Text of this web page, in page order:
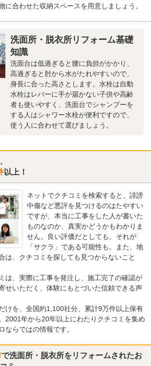
に合わせた収納スペースを用意しましょう。
洗面所・脱衣所リフォーム基礎
知識
洗面台は低過ぎると腰に負担がかかり、
高過ぎると肘から水がたれやすいので、
身長に合った高さとします。水栓は自動
水栓はレバーに手が届かない子供や高齢
者も使いやすく、洗面台でシャンプーを
する人はシャワー水栓が便利ですので、
使う人に合わせて選びましょう。
以上！
ネットでクチコミを検索すると、誹謗
中傷など悪評を見つけるのはたやすい
ですが、本当に工事をした人が書いた
ものなのか、真実かどうかもわかりま
せん。良い評価だとしても、それが
「サクラ」である可能性も。また、地
は、クチコミを探しても見つからないこと
は、実際に工事を発注し、施工完了の確認が
せいただく、体験にもとづいた信頼できる声
けを、全国約1,100社分、累計9万件以上保有
2001年から20年以上にわたりクチコミを集め
ならではの情報です。
で洗面所・脱衣所をリフォームされたお